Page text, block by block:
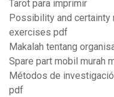
Tarot para imprimir
Possibility and certainty
exercises pdf
Makalah tentang
Spare part mobil murah
Métodos de
pdf